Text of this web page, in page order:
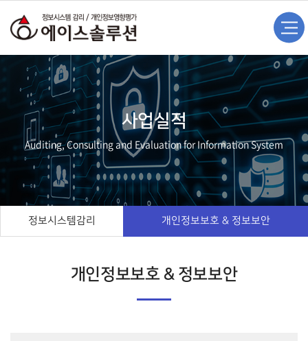
사업실적
Auditing, Consulting and Evaluation for Information System
정보시스템감리 개인정보보호 & 정보보안
개인정보보호 & 정보보안